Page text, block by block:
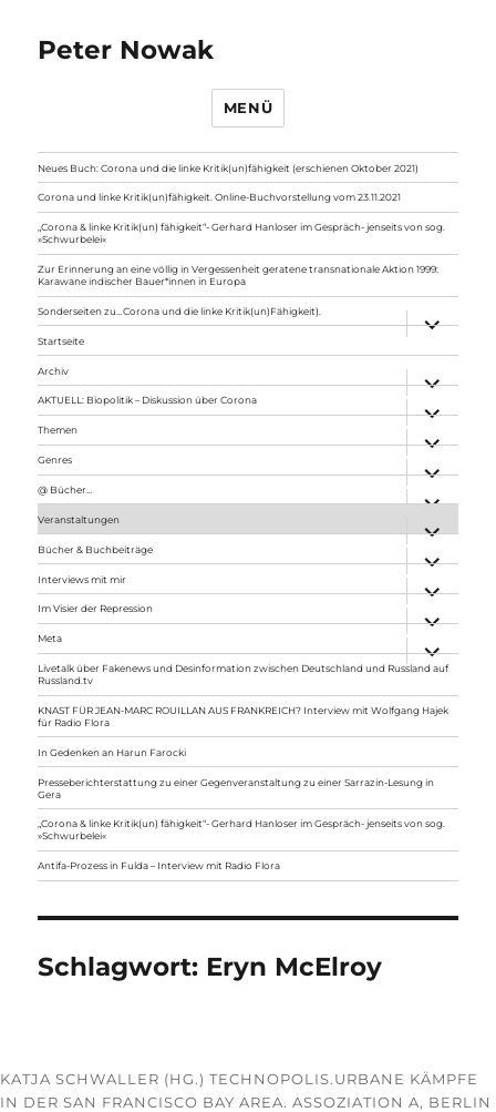
Peter Nowak
MENÜ
Neues Buch: Corona und die linke Kritik(un)fähigkeit (erschienen Oktober 2021)
Corona und linke Kritik(un)fähigkeit. Online-Buchvorstellung vom 23.11.2021
„Corona & linke Kritik(un) fähigkeit“- Gerhard Hanloser im Gespräch- jenseits von sog.
»Schwurbelei«
Zur Erinnerung an eine völlig in Vergessenheit geratene transnationale Aktion 1999:
Karawane indischer Bauer*innen in Europa
Sonderseiten zu…Corona und die linke Kritik(un)Fähigkeit).
anzeigen
Startseite
Archiv
anzeigen
AKTUELL: Biopolitik – Diskussion über Corona
anzeigen
Themen
anzeigen
Genres
anzeigen
@ Bücher…
Veranstaltungen
anzeigen
Bücher & Buchbeiträge
anzeigen
Interviews mit mir
anzeigen
Im Visier der Repression
anzeigen
Meta
anzeigen
Livetalk über Fakenews und Desinformation zwischen Deutschland und Russland auf
Russland.tv
KNAST FÜR JEAN-MARC ROUILLAN AUS FRANKREICH? Interview mit Wolfgang Hajek
für Radio Flora
In Gedenken an Harun Farocki
Presseberichterstattung zu einer Gegenveranstaltung zu einer Sarrazin-Lesung in
Gera
„Corona & linke Kritik(un) fähigkeit“- Gerhard Hanloser im Gespräch- jenseits von sog.
»Schwurbelei«
Antifa-Prozess in Fulda – Interview mit Radio Flora
Schlagwort: Eryn McElroy
KATJA SCHWALLER (HG.) TECHNOPOLIS.URBANE KÄMPFE
IN DER SAN FRANCISCO BAY AREA. ASSOZIATION A, BERLIN